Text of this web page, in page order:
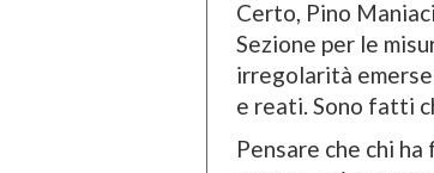
Certo, Pino
Sezione per le
irregolarità
e reati. Sono fatti
Pensare che chi